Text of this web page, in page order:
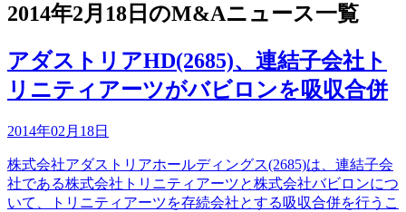
2014年2月18日のM&Aニュース一覧
アダストリアHD(2685)、連結子会社ト
リニティアーツがバビロンを吸収合併
2014年02月18日
株式会社アダストリアホールディングス(2685)は、連結子会
社である株式会社トリニティアーツと株式会社バビロンにつ
いて、トリニティアーツを存続会社とする吸収合併を行うこ